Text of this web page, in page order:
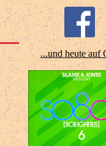
...und heute auf